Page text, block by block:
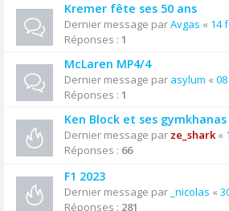
Kremer fête ses 50 ans
Dernier message parAvgas « 14
Réponses : 1
McLaren MP4/4
Dernier message par asylum «
Réponses : 1
Ken Block et ses gymkhanas
Dernier message par ze_shark«
Réponses : 66
F1 2023
Dernier message par _nicolas «
Réponses : 281